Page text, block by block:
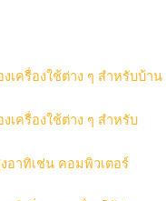
เครื่องใช้ต่าง ๆ สำหรับบ้าน
เครื่องใช้ต่าง ๆ สำหรับ
อาทิเช่น คอมพิวเตอร์